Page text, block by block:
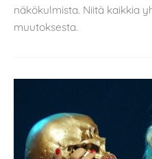
näkökulmista. Niitä kaikkia
muutoksesta.